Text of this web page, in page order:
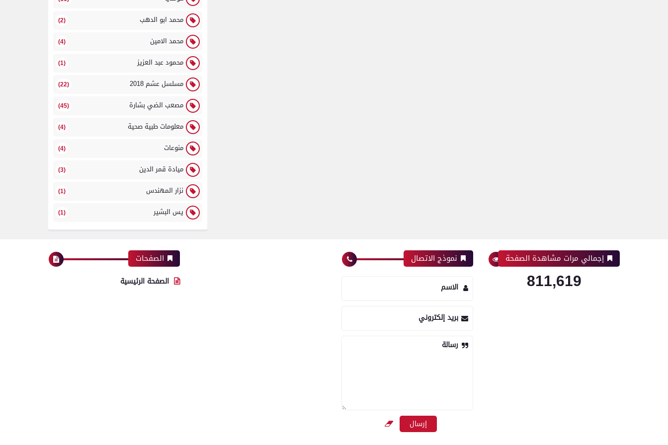
محمد ابو الدهب (2)
محمد الامين (4)
محمود عبد العزيز (1)
مسلسل عشم 2018 (22)
مصعب الضي بشارة (45)
معلومات طبية صحية (4)
منوعات (4)
ميادة قمر الدين (3)
نزار المهندس (1)
يس البشير (1)
إجمالي مرات مشاهدة الصفحة
811,619
نموذج الاتصال
الاسم
بريد إلكتروني
رسالة
الصفحات
الصفحة الرئيسية